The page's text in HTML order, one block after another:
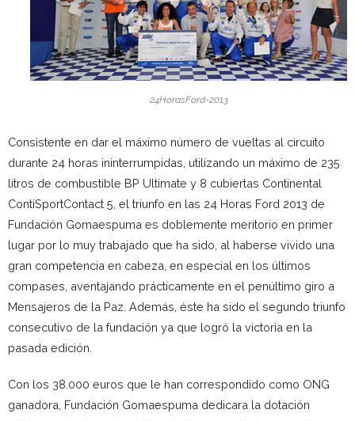
24HorasFord-2013
Consistente en dar el máximo número de vueltas al circuito
durante 24 horas ininterrumpidas, utilizando un máximo de 235
litros de combustible BP Ultimate y 8 cubiertas Continental
ContiSportContact 5, el triunfo en las 24 Horas Ford 2013 de
Fundación Gomaespuma es doblemente meritorio en primer
lugar por lo muy trabajado que ha sido, al haberse vivido una
gran competencia en cabeza, en especial en los últimos
compases, aventajando prácticamente en el penúltimo giro a
Mensajeros de la Paz. Además, éste ha sido el segundo triunfo
consecutivo de la fundación ya que logró la victoria en la
pasada edición.
Con los 38.000 euros que le han correspondido como ONG
ganadora, Fundación Gomaespuma dedicara la dotación